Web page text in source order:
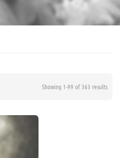
Showing 1-99 of 363 results